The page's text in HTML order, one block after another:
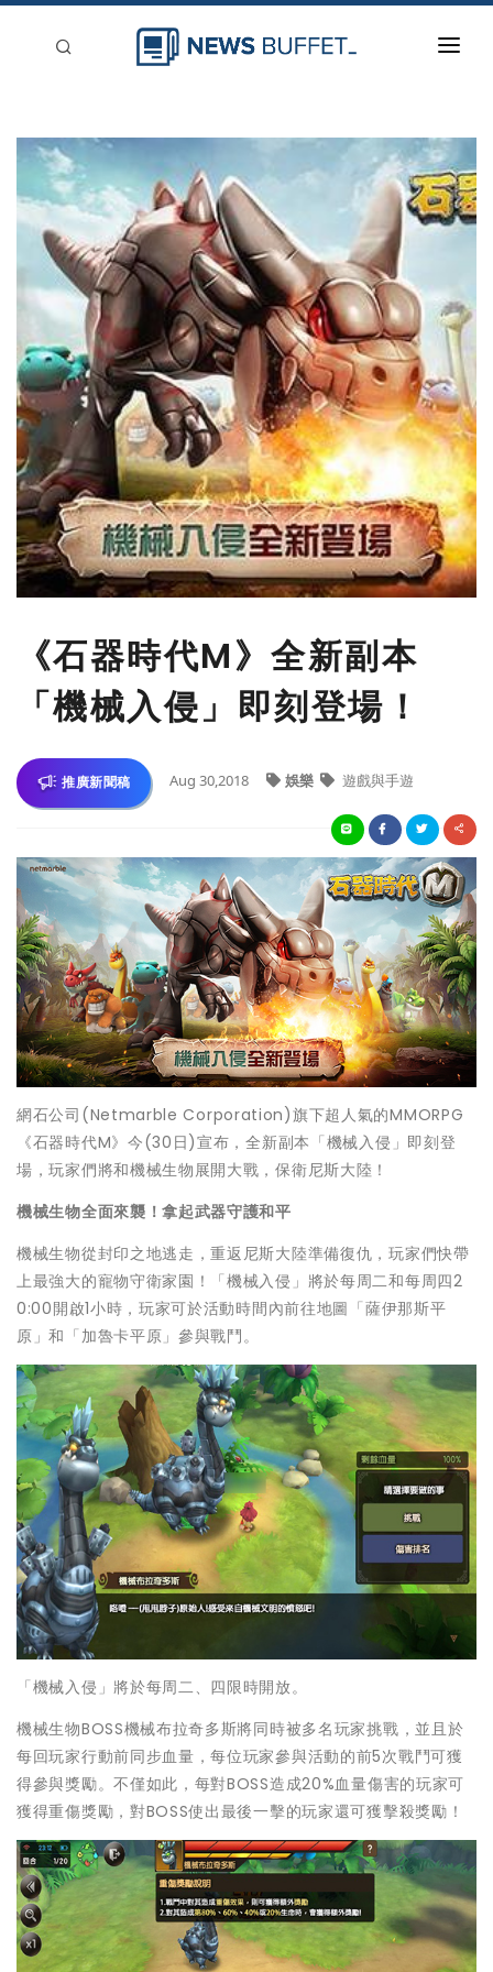
新聞稿分類
登入
刊登
​《石器時代M》全新副本
「機械入侵」即刻登場！
推廣新聞稿 Aug 30,2018 娛樂 遊戲與手遊
網石公司(Netmarble Corporation)旗下超人氣的MMORPG
《石器時代M》今(30日)宣布，全新副本「機械入侵」即刻登
場，玩家們將和機械生物展開大戰，保衛尼斯大陸！
機械生物全面來襲！拿起武器守護和平
機械生物從封印之地逃走，重返尼斯大陸準備復仇，玩家們快帶
上最強大的寵物守衛家園！「機械入侵」將於每周二和每周四2
0:00開啟1小時，玩家可於活動時間內前往地圖「薩伊那斯平
原」和「加魯卡平原」參與戰鬥。
「機械入侵」將於每周二、四限時開放。
機械生物BOSS機械布拉奇多斯將同時被多名玩家挑戰，並且於
每回玩家行動前同步血量，每位玩家參與活動的前5次戰鬥可獲
得參與獎勵。不僅如此，每對BOSS造成20%血量傷害的玩家可
獲得重傷獎勵，對BOSS使出最後一擊的玩家還可獲擊殺獎勵！